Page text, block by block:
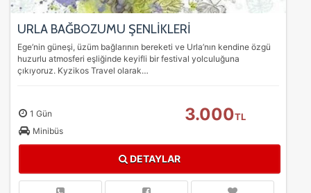
URLA BAĞBOZUMU ŞENLİKLERİ
Ege’nin güneşi, üzüm bağlarının bereketi ve Urla’nın kendine özgü
huzurlu atmosferi eşliğinde keyifli bir festival yolculuğuna
çıkıyoruz. Kyzikos Travel olarak…
1 Gün
Minibüs
3.000TL
DETAYLAR